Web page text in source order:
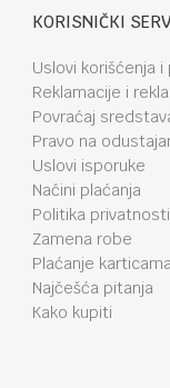
KORISNIČKI
Uslovi korišćenja i
Reklamacije i
Povraćaj
Pravo na
Uslovi isporuke
Načini plaćanja
Politika privatnosti
Zamena robe
Plaćanje
Najčešća pitanja
Kako kupiti